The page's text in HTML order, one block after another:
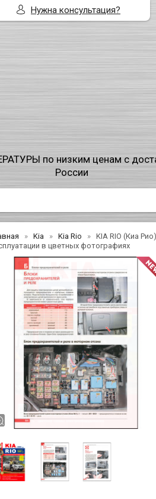
по низким ценам с
России
Kia Kia Rio
KIA RIO (Киа
в цветных фотографиях
Нужна консультация?